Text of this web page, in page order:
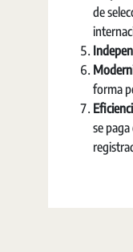
de
forma
se